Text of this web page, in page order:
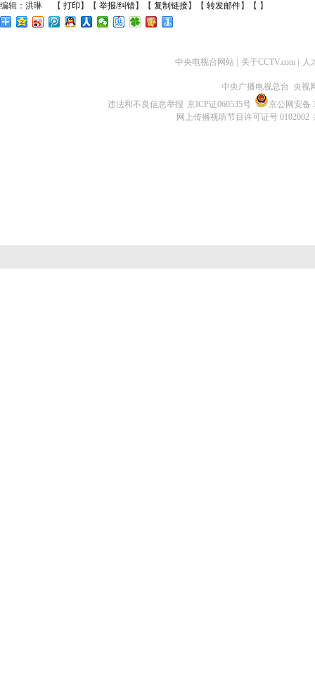
编辑：洪琳
【 打印 】【 举报/纠错】【 复制链接】【 转发邮件】【 】
中央电视台网站 关于CCTV.com 人
中央广播电视总台 央视
违法和不良信息举报 京ICP证060535号
京公网安备
网上传播视听节目许可证号 0102002